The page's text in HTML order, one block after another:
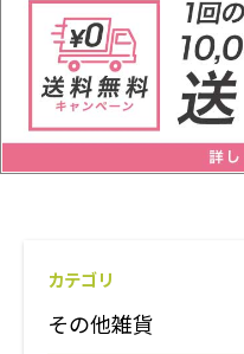
カテゴリ
その他雑貨